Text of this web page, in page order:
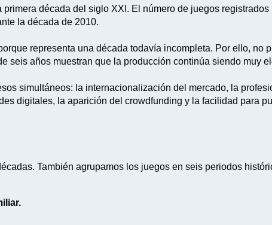
década del siglo XXI. El número de juegos
la década de 2010.
representa una década todavía incompleta. Por ello, no
seis años muestran que la producción continúa siendo muy
simultáneos: la internacionalización del mercado, la
digitales, la aparición del crowdfunding y la facilidad para
También agrupamos los juegos en seis periodos